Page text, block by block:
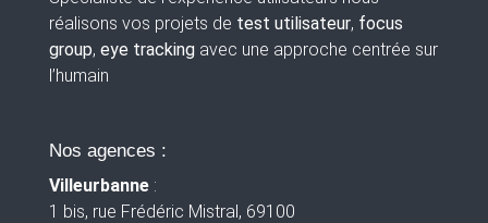
réalisons vos projets de test utilisateur, focus
group, eye trackingavec une approche centrée sur
l’humain
Nos agences :
Villeurbanne :
1 bis, rue Frédéric Mistral, 69100